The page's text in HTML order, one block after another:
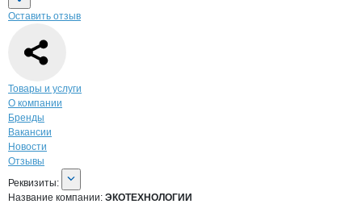
Оставить отзыв
Навигация по странице
Товары и услуги
О компании
Бренды
Вакансии
Новости
Отзывы
О компании
Реквизиты
Реквизиты:
Название компании: ЭКОТЕХНОЛОГИИ